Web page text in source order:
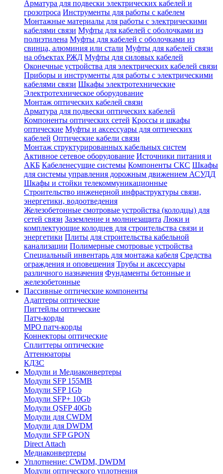
Арматура для подвески электрических кабелей и
грозотроса Инструменты для работы с кабелем
Монтажные материалы для работы с электрическими
кабелями связи Муфты для кабелей с оболочками из
полиэтилена Муфты для кабелей с оболочками из
свинца, алюминия или стали Муфты для кабелей связи
на объектах РЖД Муфты для силовых кабелей
Оконечные устройства для электрических кабелей связи
Приборы и инструменты для работы с электрическими
кабелями связи Шкафы электротехнические
Электротехническое оборудование
Монтаж оптических кабелей связи
Арматура для подвески оптических кабелей
Компоненты оптических сетей Кроссы и шкафы
оптические Муфты и аксессуары для оптических
кабелей Оптические кабели связи
Монтаж структурированных кабельных систем
Активное сетевое оборудование Источники питания и
АКБ Кабеленесущие системы Компоненты СКС Шкафы
для системы управления дорожным движением АСУДД
Шкафы и стойки телекоммуникационные
Строительство инженерной инфраструктуры связи,
энергетики, водоотведения
Железобетонные смотровые устройства (колодцы) для
сетей связи Заземление и молниезащита Люки и
комплектующие колодцев для строительства связи и
энергетики Плиты для строительства кабельной
канализации Полимерные смотровые устройства
Специальный инвентарь для монтажа кабеля Средства
ограждения и оповещения Трубы и аксессуары
различного назначения Фундаменты бетонные и
железобетонные
Пассивные оптические компоненты
Адаптеры оптические
Пигтейлы оптические
Патч-корды
MPO патч-корды
Коннекторы оптические
Сплиттеры оптические
Аттенюаторы
КДЗС
Модули и Медиаконвертеры
Модули SFP 155MB
Модули SFP 1Gb
Модули SFP+ 10Gb
Модули QSFP 40Gb
Модули для CWDM
Модули для DWDM
Модули SFP GPON
Direct Attach
Медиаконвертеры
Уплотнение: CWDM, DWDM
Модули оптического уплотнения